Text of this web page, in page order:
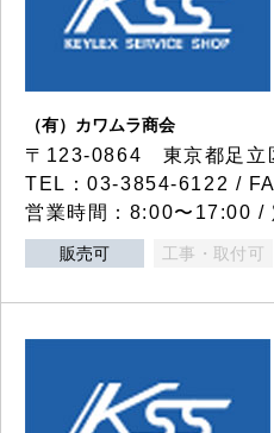
（有）カワムラ商会
〒123-0864 東京都足立
TEL：03-3854-6122 /
営業時間：8:00〜17:00 /
販売可 工事・取付可